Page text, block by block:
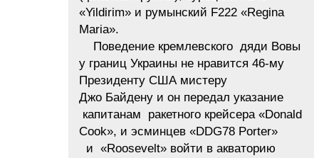
«Yildirim» и румынский F222 «Regina
Maria».
Поведение кремлевского дяди Вовы
у границ Украины не нравится 46-му
Президенту США мистеру
Джо Байдену и он передал указание
капитанам ракетного крейсера «Donald
Cook», и эсминцев «DDG78 Porter»
и «Roosevelt» войти в акваторию